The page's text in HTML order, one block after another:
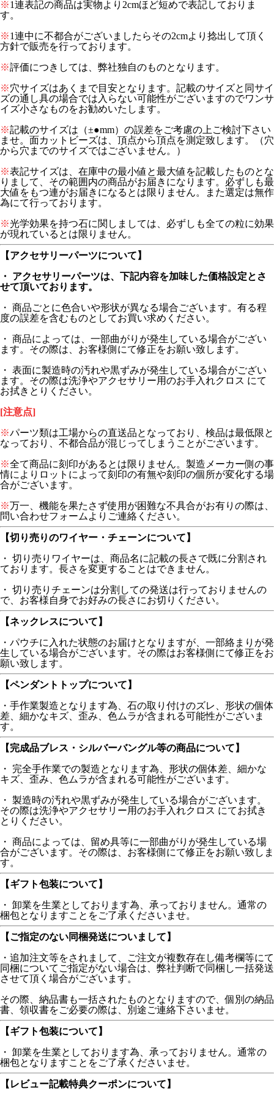
※1連表記の商品は実物より2cmほど短めで表記しておりま
す。
※1連中に不都合がございましたらその2cmより捻出して頂く
方針で販売を行っております。
※評価につきしては、弊社独自のものとなります。
※穴サイズはあくまで目安となります。記載のサイズと同サイ
ズの通し具の場合では入らない可能性がございますのでワンサ
イズ小さなものをお勧めいたします。
※記載のサイズは（±●mm）の誤差をご考慮の上ご検討下さい
ませ。面カットビーズは、頂点から頂点を測定致します。（穴
から穴までのサイズではございません。）
※表記サイズは、在庫中の最小値と最大値を記載したものとな
りまして、その範囲内の商品がお届きになります。必ずしも最
大値をもつ連がお届きになるとは限りません。また選定は無作
為にて行っております。
※光学効果を持つ石に関しましては、必ずしも全ての粒に効果
が現れているとは限りません。
【アクセサリーパーツについて】
・ アクセサリーパーツは、下記内容を加味した価格設定とさ
せて頂いております。
・ 商品ごとに色合いや形状が異なる場合ございます。有る程
度の誤差を含むものとしてお買い求めください。
・ 商品によっては、一部曲がりが発生している場合がござい
ます。その際は、お客様側にて修正をお願い致します。
・ 表面に製造時の汚れや黒ずみが発生している場合がござい
ます。その際は洗浄やアクセサリー用のお手入れクロス にて
お拭きとりください。
[注意点]
※パーツ類は工場からの直送品となっており、検品は最低限と
なっており、不都合品が混じってしまうことがございます。
※全て商品に刻印があるとは限りません。製造メーカー側の事
情によりロットによって刻印の有無や刻印の個所が変化する場
合がございます。
※万一、機能を果たさず使用が困難な不具合がお有りの際は、
問い合わせフォームよりご連絡ください。
【切り売りのワイヤー・チェーンについて】
・ 切り売りワイヤーは、商品名に記載の長さで既に分割され
ております。長さを変更することはできません。
・ 切り売りチェーンは分割しての発送は行っておりませんの
で、お客様自身でお好みの長さにお切りください。
【ネックレスについて】
・パウチに入れた状態のお届けとなりますが、一部絡まりが発
生している場合がございます。その際はお客様側にて修正をお
願い致します。
【ペンダントトップについて】
・手作業製造となります為、石の取り付けのズレ、形状の個体
差、細かなキズ、歪み、色ムラが含まれる可能性がございま
す。
【完成品ブレス・シルバーバングル等の商品について】
・ 完全手作業での製造となります為、形状の個体差、細かな
キズ、歪み、色ムラが含まれる可能性がございます。
・ 製造時の汚れや黒ずみが発生している場合がございます。
その際は洗浄やアクセサリー用のお手入れクロス にてお拭き
とりください。
・ 商品によっては、留め具等に一部曲がりが発生している場
合がございます。その際は、お客様側にて修正をお願い致しま
す。
【ギフト包装について】
・ 卸業を生業としております為、承っておりません。通常の
梱包となりますことをご了承くださいませ。
【ご指定のない同梱発送についまして】
・追加注文等をされまして、ご注文が複数存在し備考欄等にて
同梱についてご指定がない場合は、弊社判断で同梱し一括発送
させて頂く場合がございます。
その際、納品書も一括されたものとなりますので、個別の納品
書、領収書をご必要の際は、別途ご連絡下さいませ。
【ギフト包装について】
・ 卸業を生業としております為、承っておりません。通常の
梱包となりますことをご了承くださいませ。
【レビュー記載特典クーポンについて】